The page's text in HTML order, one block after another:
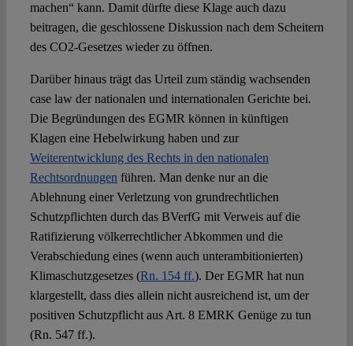
machen“ kann. Damit dürfte diese Klage auch dazu
beitragen, die geschlossene Diskussion nach dem Scheitern
des CO2-Gesetzes wieder zu öffnen.
Darüber hinaus trägt das Urteil zum ständig wachsenden
case law der nationalen und internationalen Gerichte bei.
Die Begründungen des EGMR können in künftigen
Klagen eine Hebelwirkung haben und zur
Weiterentwicklung des Rechts in den nationalen
Rechtsordnungen führen. Man denke nur an die
Ablehnung einer Verletzung von grundrechtlichen
Schutzpflichten durch das BVerfG mit Verweis auf die
Ratifizierung völkerrechtlicher Abkommen und die
Verabschiedung eines (wenn auch unterambitionierten)
Klimaschutzgesetzes (Rn. 154 ff.). Der EGMR hat nun
klargestellt, dass dies allein nicht ausreichend ist, um der
positiven Schutzpflicht aus Art. 8 EMRK Genüge zu tun
(Rn. 547 ff.).